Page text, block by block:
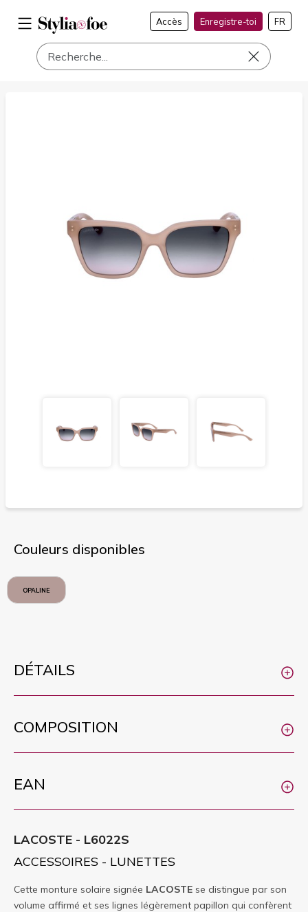
Accès Enregistre-toi FR
Couleurs disponibles
OPALINE
DÉTAILS
COMPOSITION
EAN
LACOSTE - L6022S
ACCESSOIRES - LUNETTES
Cette monture solaire signée LACOSTE se distingue par son
volume affirmé et ses lignes légèrement papillon qui confèrent